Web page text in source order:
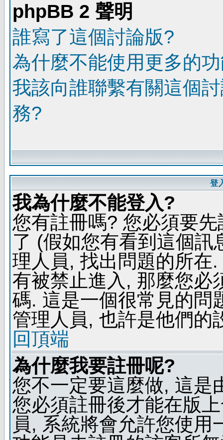
phpBB 2 聲明
誰寫了這個討論版?
為什麼不能使用更多的
我該向誰聯繫有關這個
務?
登
我為什麼不能登入?
您有註冊嗎? 您必須要
了 (假如您有看到這個
理人員, 找出問題的所在
有被禁止進入, 那麼您必
碼. 這是一個很常見的問
管理人員, 也許是他們的
回頂端
為什麼我要註冊呢?
您不一定要這麼做, 這是
您必須註冊後才能在版
員, 系統將會允許您使